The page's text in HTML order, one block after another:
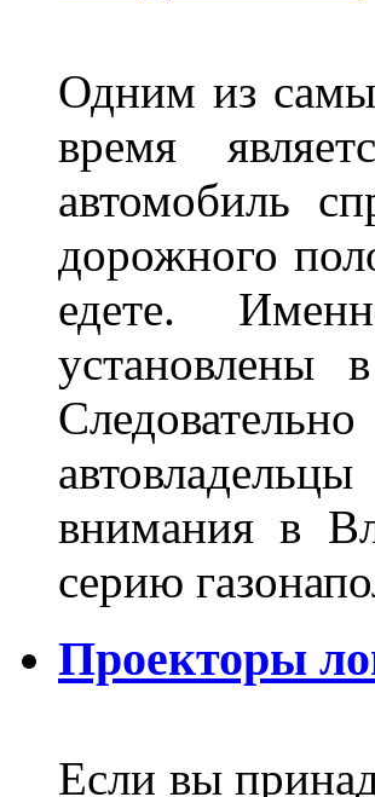
Одним из
время
автомобиль
дорожного
едете.
установлены
внимания в
серию
Проекторы
Если вы